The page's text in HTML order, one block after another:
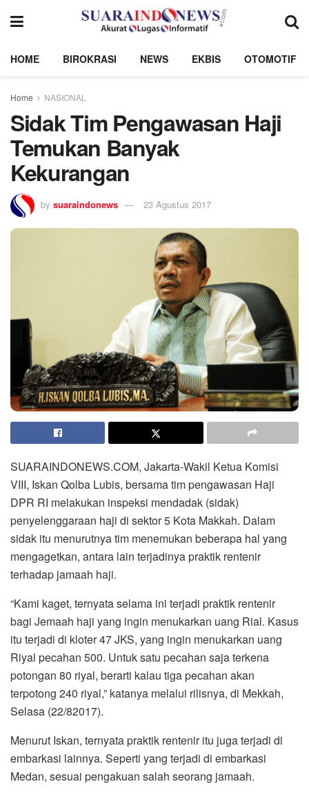
HOME BIROKRASI NEWS EKBIS OTOMOTIF
Home NASIONAL
Sidak Tim Pengawasan Haji
Temukan Banyak
Kekurangan
by suaraindonews 23 Agustus 2017
SUARAINDONEWS.COM, Jakarta-Wakil Ketua Komisi
VIII, Iskan Qolba Lubis, bersama tim pengawasan Haji
DPR RI melakukan inspeksi mendadak (sidak)
penyelenggaraan haji di sektor 5 Kota Makkah. Dalam
sidak itu menurutnya tim menemukan beberapa hal yang
mengagetkan, antara lain terjadinya praktik rentenir
terhadap jamaah haji.
“Kami kaget, ternyata selama ini terjadi praktik rentenir
bagi Jemaah haji yang ingin menukarkan uang Rial. Kasus
itu terjadi di kloter 47 JKS, yang ingin menukarkan uang
Riyal pecahan 500. Untuk satu pecahan saja terkena
potongan 80 riyal, berarti kalau tiga pecahan akan
terpotong 240 riyal,” katanya melalui rilisnya, di Mekkah,
Selasa (22/82017).
Menurut Iskan, ternyata praktik rentenir itu juga terjadi di
embarkasi lainnya. Seperti yang terjadi di embarkasi
Medan, sesuai pengakuan salah seorang jamaah.